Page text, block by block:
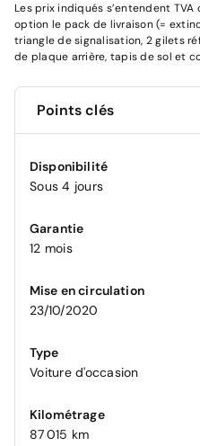
Les prix indiqués s’entendent
option le pack de livraison (=
triangle de signalisation, 2 gilets
de plaque arrière, tapis de sol et
Points clés
Disponibilité
Sous 4 jours
Garantie
12 mois
Mise en circulation
23/10/2020
Type
Voiture d'occasion
Kilométrage
87 015 km